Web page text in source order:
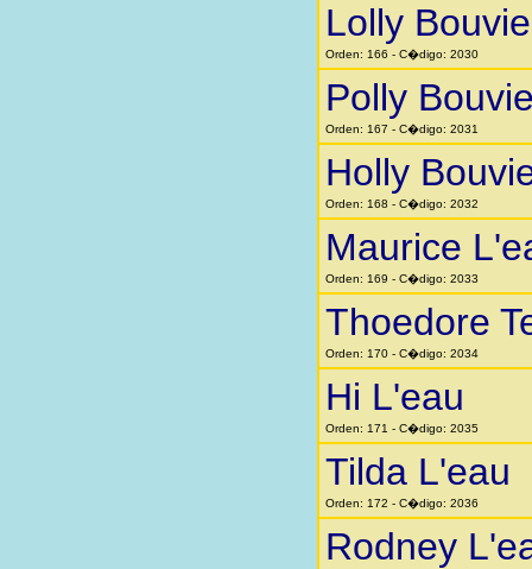
Lolly
Orden: 166 - C�digo: 2030
Polly
Orden: 167 - C�digo: 2031
Holly
Orden: 168 - C�digo: 2032
Maurice
Orden: 169 - C�digo: 2033
Thoedore
Orden: 170 - C�digo: 2034
Hi L'eau
Orden: 171 - C�digo: 2035
Tilda L'eau
Orden: 172 - C�digo: 2036
Rodney